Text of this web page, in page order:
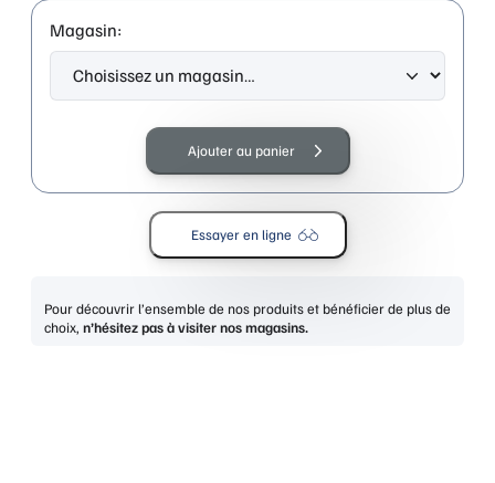
Magasin:
33508
Ajouter au panier
Essayer en ligne
Pour découvrir l’ensemble de nos produits et bénéficier de plus de
choix, n’hésitez pas à visiter nos magasins.